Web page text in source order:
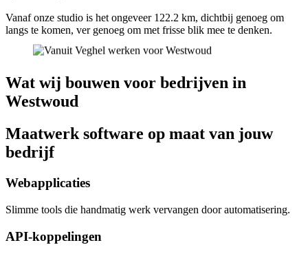
Vanaf onze studio is het ongeveer 122.2 km, dichtbij genoeg om
langs te komen, ver genoeg om met frisse blik mee te denken.
Wat wij bouwen voor bedrijven in
Westwoud
Maatwerk software op maat van jouw
bedrijf
Webapplicaties
Slimme tools die handmatig werk vervangen door automatisering.
API-koppelingen